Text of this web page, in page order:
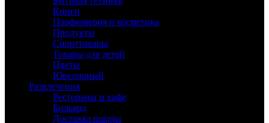
Книги
Парфюмерия и косметика
Продукты
Спорттовары
Товары для детей
Цветы
Ювелирный
Развлечения
Рестораны и кафе
Бильярд
Доставка пиццы